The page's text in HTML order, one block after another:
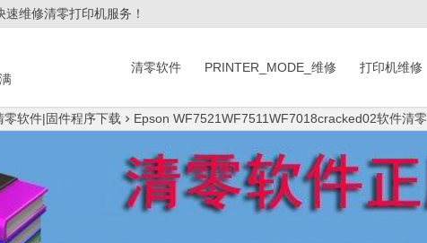
维修清零打印机服务！
清零软件 PRINTER_MODE_维修 打印机维修
零软件|固件程序下载 Epson WF7521WF7511WF7018cracked02软件清零